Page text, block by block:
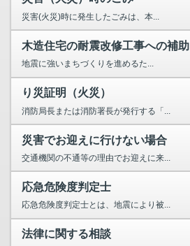
災害(火災)時に発生したごみは、本...
木造住宅の耐震改修工事への補助
地震に強いまちづくりを進めるた...
り災証明（火災）
消防局長または消防署長が発行する「...
災害でお迎えに行けない場合
交通機関の不通等の理由でお迎えに来...
応急危険度判定士
応急危険度判定士とは、地震により被...
法律に関する相談